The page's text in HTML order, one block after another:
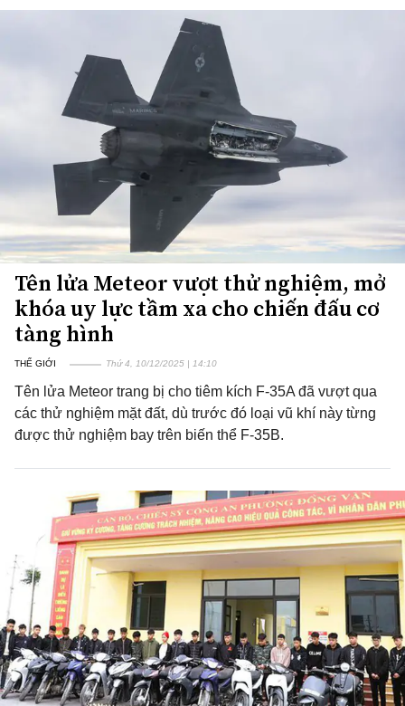
Tên lửa Meteor vượt thử nghiệm, mở
khóa uy lực tầm xa cho chiến đấu cơ
tàng hình
THẾ GIỚI Thứ 4, 10/12/2025 | 14:10
Tên lửa Meteor trang bị cho tiêm kích F-35A đã vượt qua
các thử nghiệm mặt đất, dù trước đó loại vũ khí này từng
được thử nghiệm bay trên biến thể F-35B.